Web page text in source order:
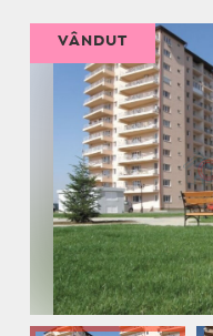
VÂNDUT